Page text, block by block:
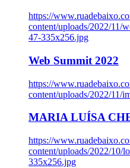
https://
content/uploads/2022/11/
47-335x256.jpg
Web Summit 2022
https://
content/uploads/2022/11/
MARIA LUÍSA
https://
content/uploads/2022/10/
335x256.jpg